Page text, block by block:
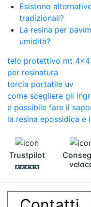
Esistono
tradizionali?
La resina per
umidità?
telo protettivo mt 4x4
per resinatura
torcia portatile uv
come scegliere gli
e possibile fare il
la resina epossidica e
Trustpilot